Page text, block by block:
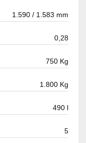
1.590 / 1.583 mm
0,28
750 Kg
1.800 Kg
490 l
5